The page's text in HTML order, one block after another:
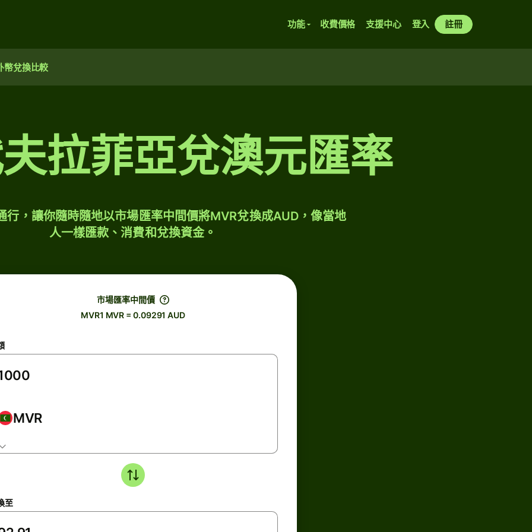
功能 收費價格 支援中心 登入 註冊
幣兌換比較
拉菲亞兌澳元匯率
行，讓你隨時隨地以市場匯率中間價將MVR兌換成AUD，像當地
人一樣匯款、消費和兌換資金。
市場匯率中間價
MVR1 MVR = 0.09291 AUD
MVR
至